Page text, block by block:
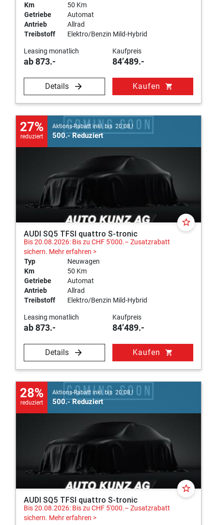
Km
50 Km
Getriebe
Automat
Antrieb
Allrad
Treibstoff
Elektro/Benzin Mild-Hybrid
Leasing monatlich
ab 873.-
Kaufpreis
84’489.-
Details Kaufen shopping_cart
27%
reduziert
Aktions-Rabatt inkl. bis 20.08.!
500.- Reduziert
star_border
AUDI SQ5 TFSI quattro S-tronic
Bis 20.08.2026: Bis zu CHF 5'000.– Zusatzrabatt
sichern. Mehr erfahren >
Typ
Neuwagen
Km
50 Km
Getriebe
Automat
Antrieb
Allrad
Treibstoff
Elektro/Benzin Mild-Hybrid
Leasing monatlich
ab 873.-
Kaufpreis
84’489.-
Details Kaufen shopping_cart
28%
reduziert
Aktions-Rabatt inkl. bis 20.08.!
500.- Reduziert
star_border
AUDI SQ5 TFSI quattro S-tronic
Bis 20.08.2026: Bis zu CHF 5'000.– Zusatzrabatt
sichern. Mehr erfahren >